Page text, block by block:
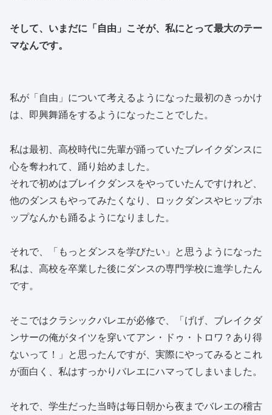
そして、いまだに「自由」こそが、私にとって最大のテー
マなんです。
私が「自由」について考えるようになった最初のきっかけ
は、即興舞踊をするようになったことでした。
私は最初、高校時代に先輩が踊っていたブレイクダンスに
心を奪われて、踊り始めました。
それで初めはブレイクダンスをやっていたんですけれど、
他のダンスもやってみたくなり、ロックダンスやヒップホ
ップなんかも踊るようになりました。
それで、「もっとダンスを学びたい」と思うようになった
私は、高校を卒業した後にダンスの専門学校に進学したん
です。
そこではクラシックバレエが必修で、「げげ、ブレイクダ
ンサーの俺がタイツを穿いてアン・ドゥ・トロワ？あり得
ないって！」と思ったんですが、実際にやってみるとこれ
が面白く、私はすっかりバレエにハマってしまいました。
それで、学生だった当時は毎日朝から夜までバレエの稽古